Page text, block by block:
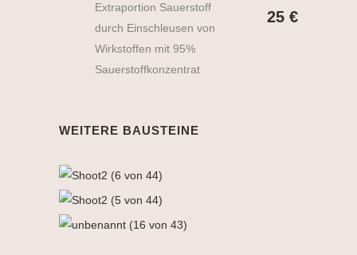
Extraportion Sauerstoff
durch Einschleusen von
Wirkstoffen mit 95%
Sauerstoffkonzentrat
25 €
WEITERE BAUSTEINE